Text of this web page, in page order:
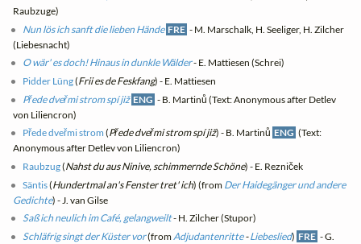
Raubzuge)
Nun lös ich sanft die lieben Hände FRE - M. Marschalk, H. Seeliger, H. Zilcher
(Liebesnacht)
O wär' es doch! Hinaus in dunkle Wälder- E. Mattiesen (Schrei)
Pidder Lüng(Frii es de Feskfang) - E. Mattiesen
Přede dveřmi strom spí již ENG - B. Martinů (Text: Anonymous after Detlev
von Liliencron)
Přede dveřmi strom (Přede dveřmi strom spí již) - B. Martinů ENG (Text:
Anonymous after Detlev von Liliencron)
Raubzug(Nahst du aus Ninive, schimmernde Schöne) - E. Rezniček
Säntis(Hundertmal an's Fenster tret' ich) (from Der Haidegänger und andere
Gedichte) - J. van Gilse
Saß ich neulich im Café, gelangweilt- H. Zilcher (Stupor)
Schläfrig singt der Küster vor(fromAdjudantenritte-Liebeslied) FRE - G.